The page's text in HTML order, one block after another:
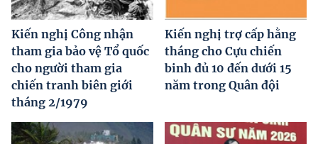
Kiến nghị Công nhận
tham gia bảo vệ Tổ quốc
cho người tham gia
chiến tranh biên giới
tháng 2/1979
Kiến nghị trợ cấp hằng
tháng cho Cựu chiến
binh đủ 10 đến dưới 15
năm trong Quân đội